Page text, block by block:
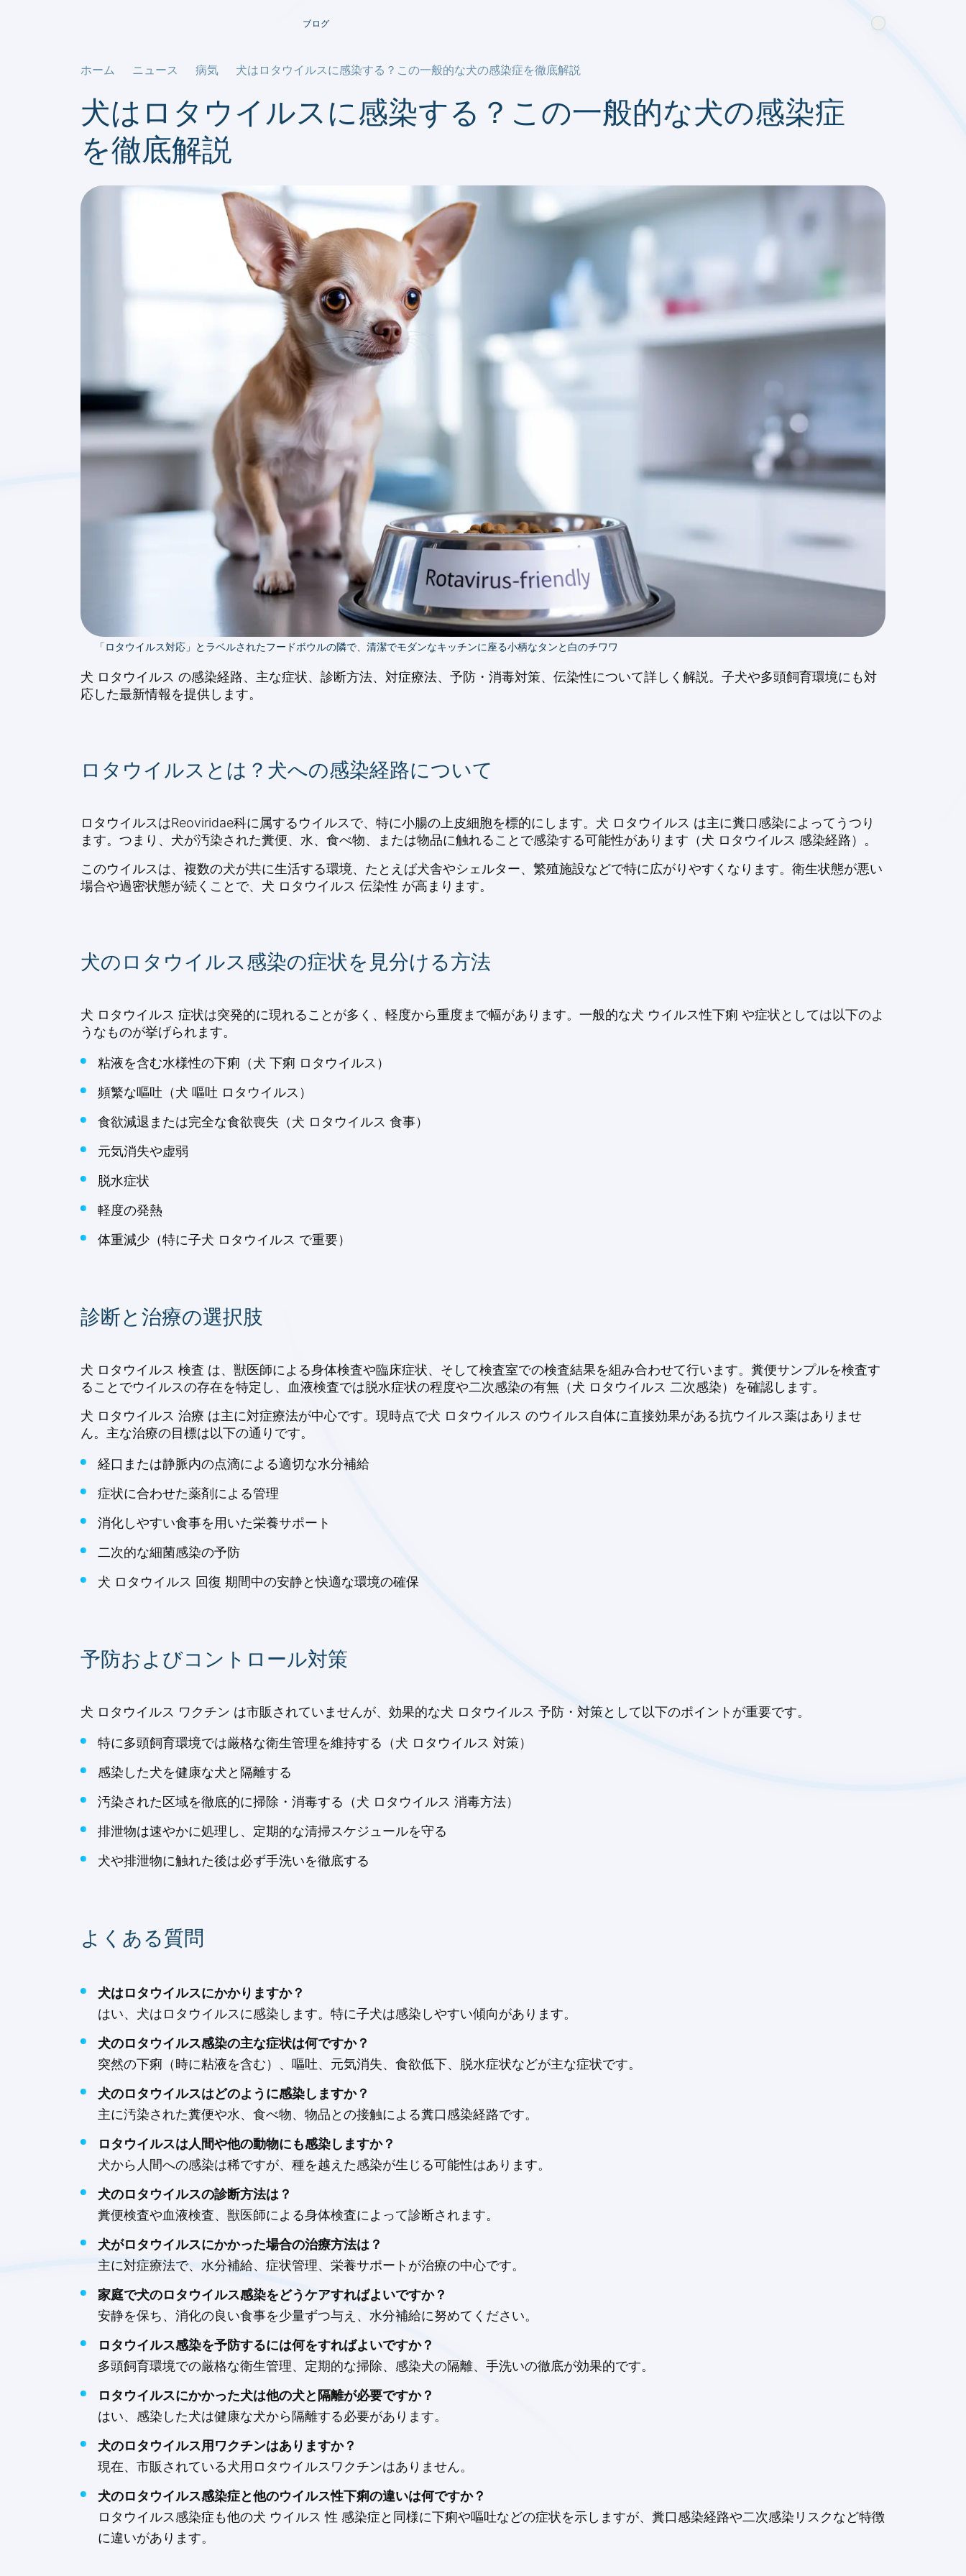
ブログ
ホーム ニュース 病気 犬はロタウイルスに感染する？この一般的な犬の感染症を徹底解説
犬はロタウイルスに感染する？この一般的な犬の感染症
を徹底解説
「ロタウイルス対応」とラベルされたフードボウルの隣で、清潔でモダンなキッチンに座る小柄なタンと白のチワワ
犬 ロタウイルス の感染経路、主な症状、診断方法、対症療法、予防・消毒対策、伝染性について詳しく解説。子犬や多頭飼育環境にも対
応した最新情報を提供します。
ロタウイルスとは？犬への感染経路について
ロタウイルスはReoviridae科に属するウイルスで、特に小腸の上皮細胞を標的にします。犬 ロタウイルス は主に糞口感染によってうつり
ます。つまり、犬が汚染された糞便、水、食べ物、または物品に触れることで感染する可能性があります（犬 ロタウイルス 感染経路）。
このウイルスは、複数の犬が共に生活する環境、たとえば犬舎やシェルター、繁殖施設などで特に広がりやすくなります。衛生状態が悪い
場合や過密状態が続くことで、犬 ロタウイルス 伝染性 が高まります。
犬のロタウイルス感染の症状を見分ける方法
犬 ロタウイルス 症状は突発的に現れることが多く、軽度から重度まで幅があります。一般的な犬 ウイルス性下痢 や症状としては以下のよ
うなものが挙げられます。
粘液を含む水様性の下痢（犬 下痢 ロタウイルス）
頻繁な嘔吐（犬 嘔吐 ロタウイルス）
食欲減退または完全な食欲喪失（犬 ロタウイルス 食事）
元気消失や虚弱
脱水症状
軽度の発熱
体重減少（特に子犬 ロタウイルス で重要）
診断と治療の選択肢
犬 ロタウイルス 検査 は、獣医師による身体検査や臨床症状、そして検査室での検査結果を組み合わせて行います。糞便サンプルを検査す
ることでウイルスの存在を特定し、血液検査では脱水症状の程度や二次感染の有無（犬 ロタウイルス 二次感染）を確認します。
犬 ロタウイルス 治療 は主に対症療法が中心です。現時点で犬 ロタウイルス のウイルス自体に直接効果がある抗ウイルス薬はありませ
ん。主な治療の目標は以下の通りです。
経口または静脈内の点滴による適切な水分補給
症状に合わせた薬剤による管理
消化しやすい食事を用いた栄養サポート
二次的な細菌感染の予防
犬 ロタウイルス 回復 期間中の安静と快適な環境の確保
予防およびコントロール対策
犬 ロタウイルス ワクチン は市販されていませんが、効果的な犬 ロタウイルス 予防・対策として以下のポイントが重要です。
特に多頭飼育環境では厳格な衛生管理を維持する（犬 ロタウイルス 対策）
感染した犬を健康な犬と隔離する
汚染された区域を徹底的に掃除・消毒する（犬 ロタウイルス 消毒方法）
排泄物は速やかに処理し、定期的な清掃スケジュールを守る
犬や排泄物に触れた後は必ず手洗いを徹底する
よくある質問
犬はロタウイルスにかかりますか？
はい、犬はロタウイルスに感染します。特に子犬は感染しやすい傾向があります。
犬のロタウイルス感染の主な症状は何ですか？
突然の下痢（時に粘液を含む）、嘔吐、元気消失、食欲低下、脱水症状などが主な症状です。
犬のロタウイルスはどのように感染しますか？
主に汚染された糞便や水、食べ物、物品との接触による糞口感染経路です。
ロタウイルスは人間や他の動物にも感染しますか？
犬から人間への感染は稀ですが、種を越えた感染が生じる可能性はあります。
犬のロタウイルスの診断方法は？
糞便検査や血液検査、獣医師による身体検査によって診断されます。
犬がロタウイルスにかかった場合の治療方法は？
主に対症療法で、水分補給、症状管理、栄養サポートが治療の中心です。
家庭で犬のロタウイルス感染をどうケアすればよいですか？
安静を保ち、消化の良い食事を少量ずつ与え、水分補給に努めてください。
ロタウイルス感染を予防するには何をすればよいですか？
多頭飼育環境での厳格な衛生管理、定期的な掃除、感染犬の隔離、手洗いの徹底が効果的です。
ロタウイルスにかかった犬は他の犬と隔離が必要ですか？
はい、感染した犬は健康な犬から隔離する必要があります。
犬のロタウイルス用ワクチンはありますか？
現在、市販されている犬用ロタウイルスワクチンはありません。
犬のロタウイルス感染症と他のウイルス性下痢の違いは何ですか？
ロタウイルス感染症も他の犬 ウイルス 性 感染症と同様に下痢や嘔吐などの症状を示しますが、糞口感染経路や二次感染リスクなど特徴
に違いがあります。